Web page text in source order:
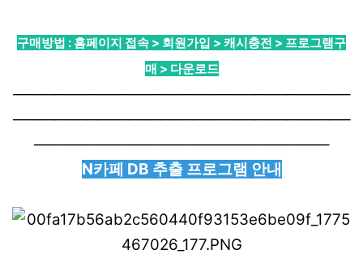
구매방법 : 홈페이지 접속 > 회원가입 > 캐시충전 > 프로그램구
매 > 다운로드
────────────────────────────────
────────────────────────────────
────────────────────────────
N카페 DB 추출 프로그램 안내